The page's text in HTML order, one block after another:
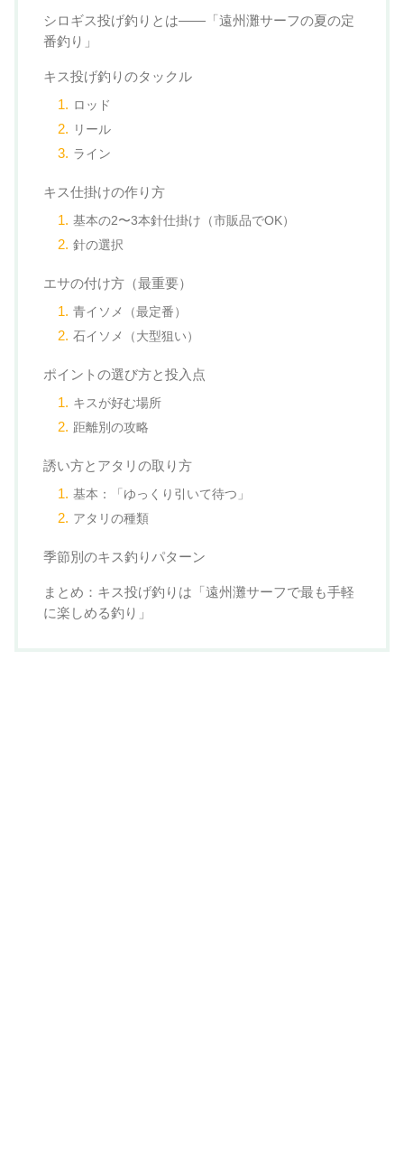
シロギス投げ釣りとは——「遠州灘サーフの夏の定
番釣り」
キス投げ釣りのタックル
ロッド
リール
ライン
キス仕掛けの作り方
基本の2〜3本針仕掛け（市販品でOK）
針の選択
エサの付け方（最重要）
青イソメ（最定番）
石イソメ（大型狙い）
ポイントの選び方と投入点
キスが好む場所
距離別の攻略
誘い方とアタリの取り方
基本：「ゆっくり引いて待つ」
アタリの種類
季節別のキス釣りパターン
まとめ：キス投げ釣りは「遠州灘サーフで最も手軽
に楽しめる釣り」